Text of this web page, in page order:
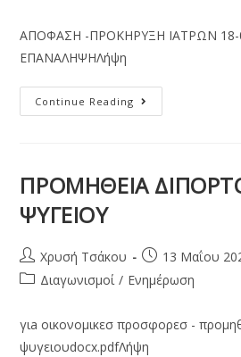
ΑΠΟΦΑΣΗ -ΠΡΟΚΗΡΥΞΗ ΙΑΤΡΩΝ 18-
ΕΠΑΝΑΛΗΨΗΛήψη
Continue Reading
ΠΡΟΜΗΘΕΙΑ
ΨΥΓΕΙΟΥ
Χρυσή Τσάκου
13 Μαΐου
Διαγωνισμοί / Ενημέρωση
γιa οικονομικεσ προσφορεσ -
ψυγειουdocx.pdfΛήψη